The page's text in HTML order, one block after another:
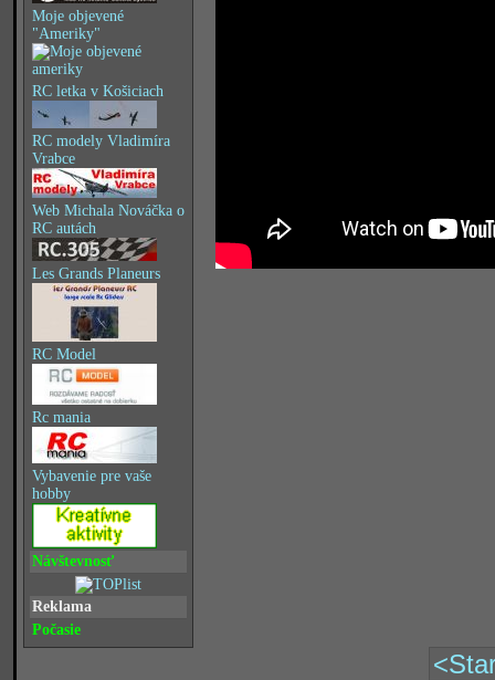
Moje objevené
"Ameriky"
RC letka v Košiciach
RC modely Vladimíra
Vrabce
Web Michala Nováčka o
RC autách
Les Grands Planeurs
RC Model
Rc mania
Vybavenie pre vaše
hobby
Návštevnosť
Reklama
Počasie